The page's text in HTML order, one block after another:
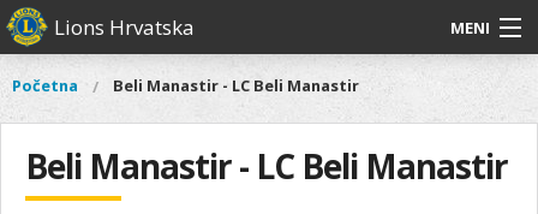
Skoči
na
sadržaj
Lions Hrvatska MENI
O nama
Naši projekti
Glavni
O
nama
Distrikt
126
Vi
ste
ovdje
Početna Beli Manastir - LC Beli Manastir
Beli Manastir - LC Beli Manastir